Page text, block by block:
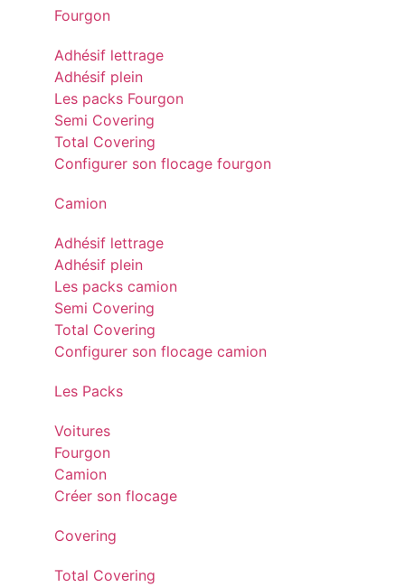
Fourgon
Adhésif lettrage
Adhésif plein
Les packs Fourgon
Semi Covering
Total Covering
Configurer son flocage fourgon
Camion
Adhésif lettrage
Adhésif plein
Les packs camion
Semi Covering
Total Covering
Configurer son flocage camion
Les Packs
Voitures
Fourgon
Camion
Créer son flocage
Covering
Total Covering